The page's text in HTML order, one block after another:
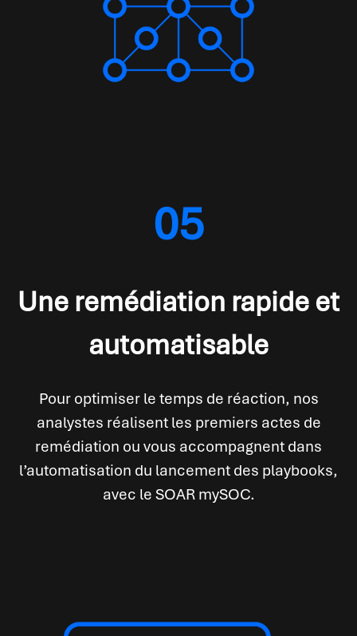
05
Une remédiation rapide et
automatisable
Pour optimiser le temps de réaction, nos
analystes réalisent les premiers actes de
remédiation ou vous accompagnent dans
l’automatisation du lancement des playbooks,
avec le SOAR mySOC.